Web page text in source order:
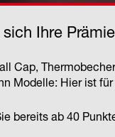
Ihre
Cap,
Modelle: Hier ist
bereits ab 40